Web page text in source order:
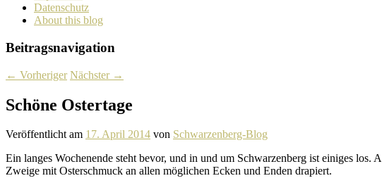
Datenschutz
About this blog
Beitragsnavigation
← Vorheriger Nächster →
Schöne Ostertage
Veröffentlicht am 17. April 2014 von Schwarzenberg-Blog
Ein langes Wochenende steht bevor, und in und um Schwarzenberg ist einiges
Zweige mit Osterschmuck an allen mögli­chen Ecken und Enden drapiert.